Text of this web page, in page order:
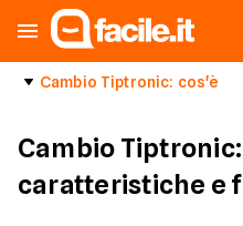
Cambio Tiptronic: cos'è
Cambio
caratteristiche e